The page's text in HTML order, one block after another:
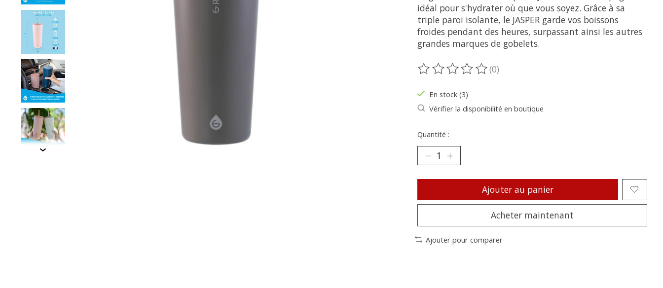
idéal pour s'hydrater où que vous soyez. Grâce à sa
triple paroi isolante, le JASPER garde vos boissons
froides pendant des heures, surpassant ainsi les autres
grandes marques de gobelets.
Ce produit est évalué à
(0)
En stock (3)
Vérifier la disponibilité en boutique
Quantité :
Ajouter au panier
Acheter maintenant
Ajouter pour comparer